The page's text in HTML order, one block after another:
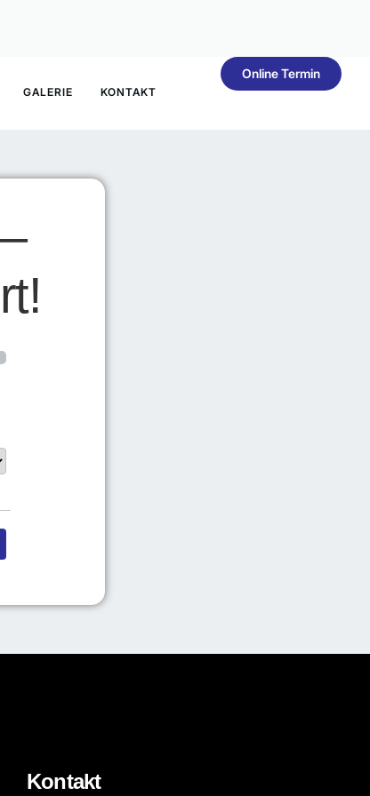
GALERIE KONTAKT
Online Termin
Kontakt